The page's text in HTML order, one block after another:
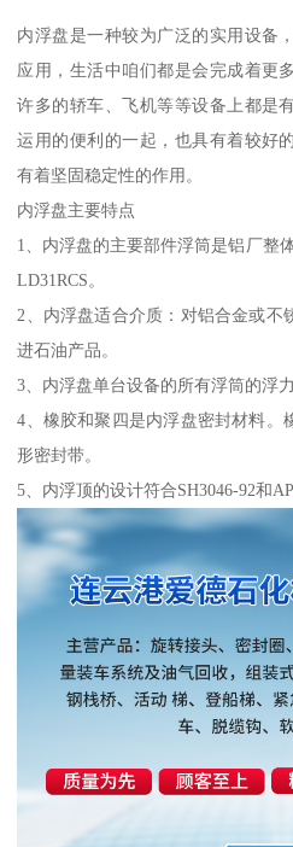
内浮盘是一种较为广泛的实用设备
应用，生活中咱们都是会完成着更
许多的轿车、飞机等等设备上都是
运用的便利的一起，也具有着较好
有着坚固稳定性的作用。
内浮盘主要特点
1、内浮盘的主要部件浮筒是铝厂整
LD31RCS。
2、内浮盘适合介质：对铝合金或不
进石油产品。
3、内浮盘单台设备的所有浮筒的浮
4、橡胶和聚四是内浮盘密封材料。
形密封带。
5、内浮顶的设计符合SH3046-92和